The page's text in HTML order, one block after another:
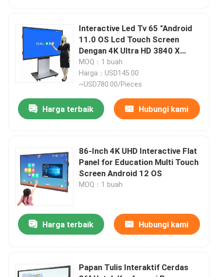
Produk
Video
Tur Pabrik
Hubungi kami
Papan Tulis Interaktif Pendidikan
Interactive Led Tv 65 "Android
11.0 OS Lcd Touch Screen
Dengan 4K Ultra HD 3840 X
2160P
MOQ：1 buah
Harga：USD145.00
~USD780.00/Pieces
Harga terbaik Hubungi kami
86-Inch 4K UHD Interactive Flat
Panel for Education Multi Touch
Screen Android 12 OS
MOQ：1 buah
Harga terbaik Hubungi kami
Papan Tulis Interaktif Cerdas